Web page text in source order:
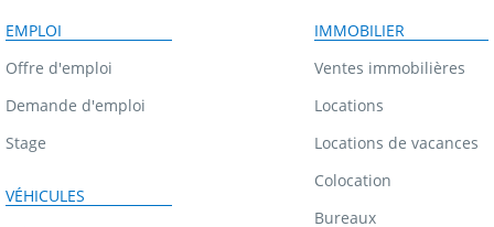
EMPLOI
Offre d'emploi
Demande d'emploi
Stage
VÉHICULES
IMMOBILIER
Ventes immobilières
Locations
Locations de vacances
Colocation
Bureaux